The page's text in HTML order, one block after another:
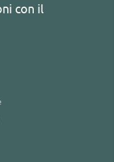
con il